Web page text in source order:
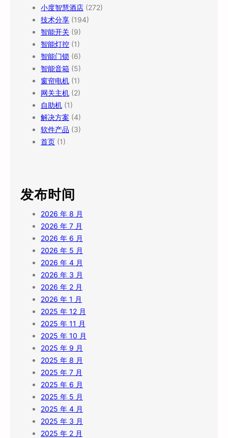
小度智慧酒店 (272)
技术分享 (194)
智能开关 (9)
智能灯控 (1)
智能门锁 (6)
智能音箱 (5)
窗帘电机 (1)
网关主机 (2)
自助机 (1)
解决方案 (4)
软件产品 (3)
首页 (1)
发布时间
2026 年 8 月
2026 年 7 月
2026 年 6 月
2026 年 5 月
2026 年 4 月
2026 年 3 月
2026 年 2 月
2026 年 1 月
2025 年 12 月
2025 年 11 月
2025 年 10 月
2025 年 9 月
2025 年 8 月
2025 年 7 月
2025 年 6 月
2025 年 5 月
2025 年 4 月
2025 年 3 月
2025 年 2 月